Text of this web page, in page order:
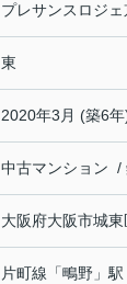
プレサンスロジ
東
2020年3月 (築6年
中古マンション /
大阪府大阪市城東
片町線 「鴫野 」